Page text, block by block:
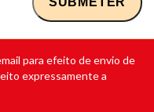
para efeito de envio de
expressamente a